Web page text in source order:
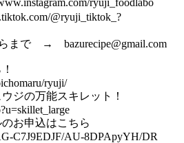
@ryuji_tiktok_?
まで → bazurecipe@gmail.com
ryuji/
ジの万能スキレット！
お申込はこちら
C7J9EDJF/AU-8DPApyYH/DR